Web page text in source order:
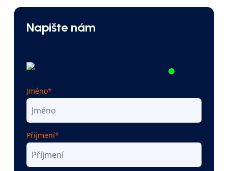
Napište nám
Rádi si přečteme vaše dotazy
Jméno*
Příjmení*